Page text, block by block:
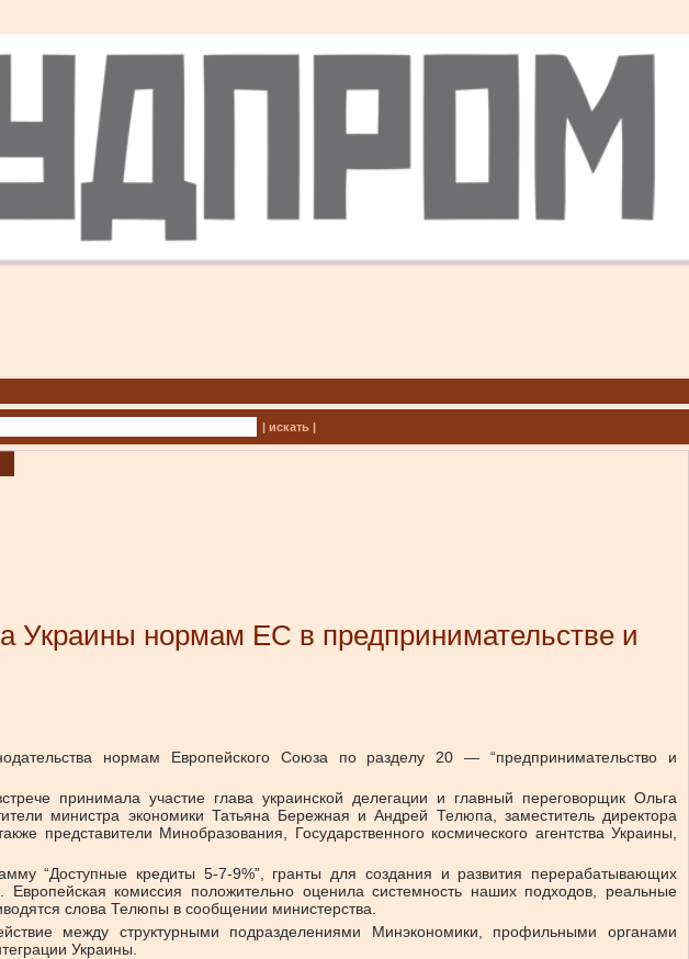
| искать |
Украины нормам ЕС в предпринимательстве и
нормам Европейского Союза по разделу 20 — “предпринимательство и
принимала участие глава украинской делегации и главный переговорщик Ольга
министра экономики Татьяна Бережная и Андрей Телюпа, заместитель директора
представители Минобразования, Государственного космического агентства Украины,
“Доступные кредиты 5-7-9%”, гранты для создания и развития перерабатывающих
комиссия положительно оценила системность наших подходов, реальные
слова Телюпы в сообщении министерства.
между структурными подразделениями Минэкономики, профильными органами
Украины.